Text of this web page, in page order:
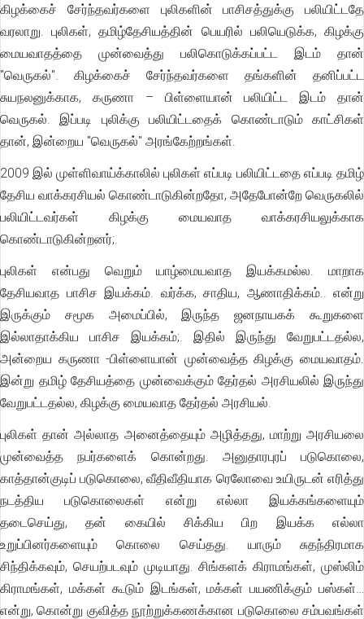
கிழக்கைச் சேர்ந்தவர்களை புலிகளின் பாசிசத்துக்கு பலியிட்டதே
வரலாறு. புலிகள், தமிழ்தேசியத்தின் பெயரில் பலியெடுக்க, கிழக்கு
மையவாதத்தை முன்வைத்து பலிகொடுக்கப்பட்ட இடம் தான்
"வெருகல்". கிழக்கைச் சேர்ந்தவர்களை தங்களின் தனிப்பட்ட
சுயநலனுக்காக, கருணா – பிள்ளையான் பலியிட்ட இடம் தான்
வெருகல். இப்படி புலிக்கு பலியிட்டதைக் கொண்டாடும் காட்சிகள்
தான், இன்றைய "வெருகல்" அரங்கேற்றங்கள்.
2009 இல் முள்ளிவாய்க்காலில் புலிகள் எப்படி பலியிட்டதை எப்படி தமிழ்
தேசிய வாக்கரசியல் கொண்டாடுகின்றதோ, அதேபோன்றே வெருகலில்
பலியிட்டவர்கள் கிழக்கு மையவாத வாக்கரசியலுக்காக
கொண்டாடுகின்றனர்;.
புலிகள் என்பது வெறும் யாழ்மையவாத இயக்கமல்ல. மாறாக
தேசியவாத பாசிச இயக்கம். வர்க்க, சாதிய, ஆணாதிக்கம்.. என்று
இருக்கும் சமூக அமைப்பில், இருந்த ஜனநாயகக் கூறுகளை
இல்லாதாக்கிய பாசிச இயக்கம்;. இதில் இருந்து வேறுபட்டதல்ல,
அன்றைய கருணா -பிள்ளையான் முன்வைத்த கிழக்கு மையவாதம்.
இன்று தமிழ் தேசியத்தை முன்வைக்கும் தேர்தல் அரசியலில் இருந்து
வேறுபட்டதல்ல, கிழக்கு மையவாத தேர்தல் அரசியல்.
புலிகள் தான் அல்லாத அனைத்தையும் அழித்தது, மாற்று அரசியலை
முன்வைத்த நபர்களைக் கொன்றது. அனுதாரபுரப் படுகொலை,
காத்தான்குடிப் படுகொலை, வீதிவீதியாக ரெலோவை உயிருடன் எரித்து
நடத்திய படுகொலைகள் என்று எல்லா இயக்கங்களையும்
தடைசெய்து, தன் கையில் சிக்கிய பிற இயக்க எல்லா
உறுப்பினர்களையும் கொலை செய்தது. யாரும் சுதந்திரமாக
சிந்திக்கவும், செயற்படவும் முடியாது. சிங்களக் கிராமங்கள், முஸ்லிம்
கிராமங்கள், மக்கள் கூடும் இடங்கள், மக்கள் பயணிக்கும் பஸ்கள்…
என்று, கொன்று குவித்த நூற்றுக்கணக்கான படுகொலை சம்பவங்கள்